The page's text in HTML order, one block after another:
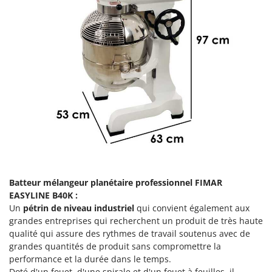
Groupes électrogènes
Gyrobroyeurs à lame pour tracteur
Haches - Cognées et Hachettes
Hachoirs à viande
Herses à Dents
Herses Rotatives
Lave-vitres
Lieuses électriques pour vignes
M
Machines à pâtes
Energy Gruppi
Enotecnica Pillan
Eurosystems
F
FAC
Fama Industrie
Famag
Batteur mélangeur planétaire professionnel FIMAR
EASYLINE B40K :
Un pétrin de niveau industriel qui convient également aux
grandes entreprises qui recherchent un produit de très haute
qualité qui assure des rythmes de travail soutenus avec de
grandes quantités de produit sans compromettre la
performance et la durée dans le temps.